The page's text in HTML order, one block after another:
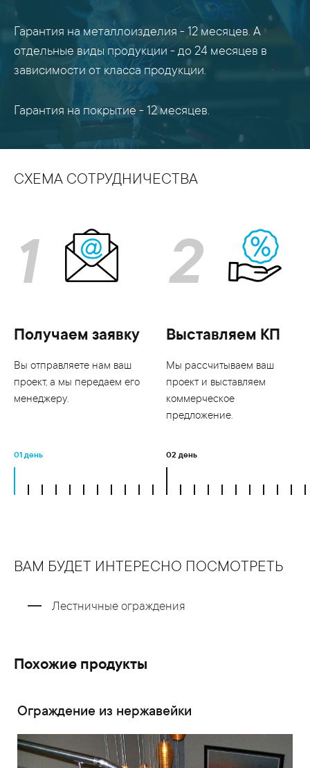
Гарантия на металлоизделия - 12 месяцев. А
отдельные виды продукции - до 24 месяцев в
зависимости от класса продукции.
Гарантия на покрытие - 12 месяцев.
СХЕМА СОТРУДНИЧЕСТВА
1
Получаем заявку
Вы отправляете нам ваш
проект, а мы передаем его
менеджеру.
2
Выставляем КП
Мы рассчитываем ваш
проект и выставляем
коммерческое
предложение.
01 день 02 день
ВАМ БУДЕТ ИНТЕРЕСНО ПОСМОТРЕТЬ
Лестничные ограждения
Похожие продукты
Ограждение из нержавейки